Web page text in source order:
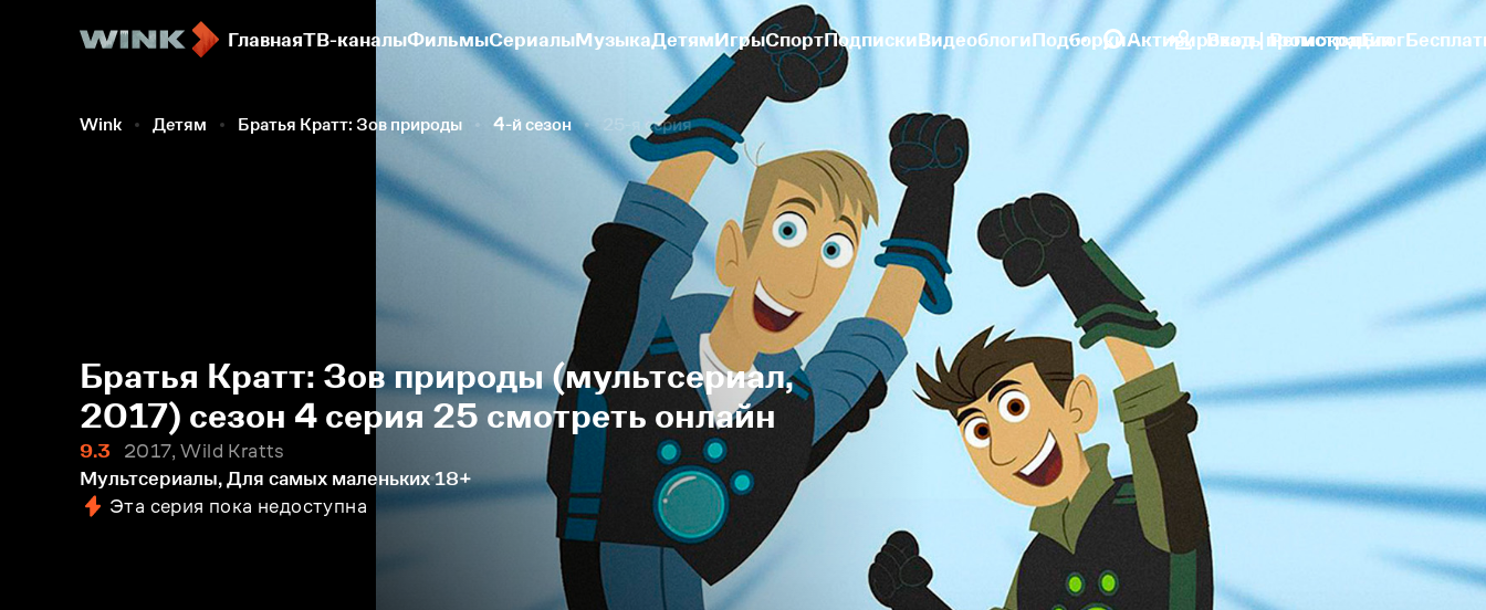
ГлавнаяТВ-каналыФильмыСериалыМузыкаДетямИгрыСпортПодпискиВидеоблогиПодборкиАктивировать промокодБлог
Вход | Регистрация
Wink Детям Братья Кратт: Зов природы 4-й сезон 25-я серия
Братья Кратт: Зов природы (мультсериал,
2017) сезон 4 серия 25 смотреть онлайн
9.3
2017, Wild Kratts
Мультсериалы, Для самых маленьких 18+
Эта серия пока недоступна